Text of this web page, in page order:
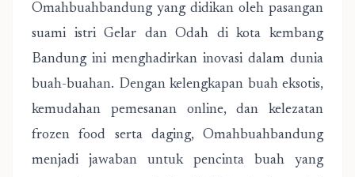
Omahbuahbandung yang didikan oleh pasangan
suami istri Gelar dan Odah di kota kembang
Bandung ini menghadirkan inovasi dalam dunia
buah-buahan. Dengan kelengkapan buah eksotis,
kemudahan pemesanan online, dan kelezatan
frozen food serta daging, Omahbuahbandung
menjadi jawaban untuk pencinta buah yang